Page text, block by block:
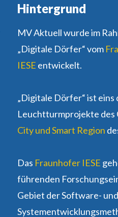
Hintergrund
MV Aktuell wurde im
„Digitale Dörfer“ vom
IESE entwickelt.
„Digitale Dörfer“ ist eins
Leuchtturmprojekte
City und Smart Region
Das Fraunhofer IESE
führenden
Gebiet der Software- und